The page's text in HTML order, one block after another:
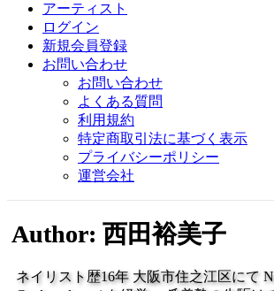
アーティスト
ログイン
新規会員登録
お問い合わせ
お問い合わせ
よくある質問
利用規約
特定商取引法に基づく表示
プライバシーポリシー
運営会社
Author: 西田裕美子
ネイリスト歴16年 大阪市住之江区にて